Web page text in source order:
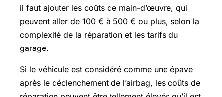
il faut ajouter les coûts de main-d’œuvre, qui
peuvent aller de 100 € à 500 € ou plus, selon la
complexité de la réparation et les tarifs du
garage.
Si le véhicule est considéré comme une épave
après le déclenchement de l’airbag, les coûts de